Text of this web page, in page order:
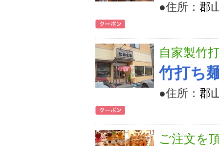
●住所： 郡
自家製竹
竹打ち
●住所： 郡
ご注文を